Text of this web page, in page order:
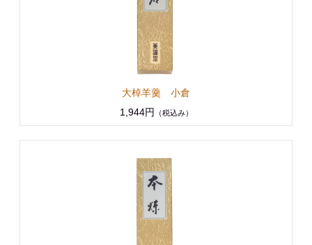
大棹羊羹 小倉
1,944円
（税込み）